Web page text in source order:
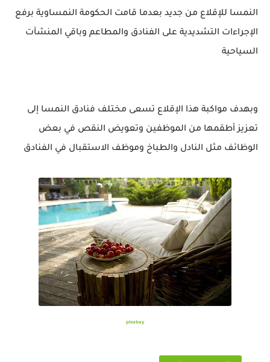
النمسا للإقلاع من جديد بعدما قامت الحكومة النمساوية برفع
الإجراءات التشديدية على الفنادق والمطاعم وباقي المنشآت
السياحية
وبهدف مواكبة هذا الإقلاع تسعى مختلف فنادق النمسا إلى
تعزيز أطقمها من الموظفين وتعويض النقص في بعض
الوظائف مثل النادل والطباخ وموظف الاستقبال في الفنادق
pixabay